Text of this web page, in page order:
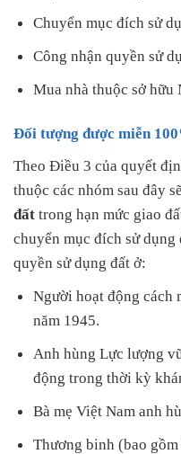
Chuyển mục đích sử
Công nhận quyền sử
Mua nhà thuộc sở hữu
Đối tượng được miễn
Theo Điều 3 của quyết
thuộc các nhóm sau đây
đất trong hạn mức giao
chuyển mục đích sử dụng
quyền sử dụng đất ở:
Người hoạt động cách
năm 1945.
Anh hùng Lực lượng
động trong thời kỳ
Bà mẹ Việt Nam anh
Thương binh (bao